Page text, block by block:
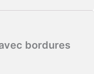
bordures